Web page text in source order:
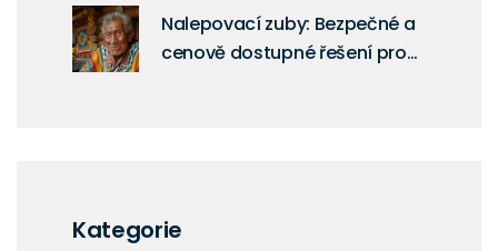
Nalepovací zuby: Bezpečné a
cenově dostupné řešení pro
Kategorie